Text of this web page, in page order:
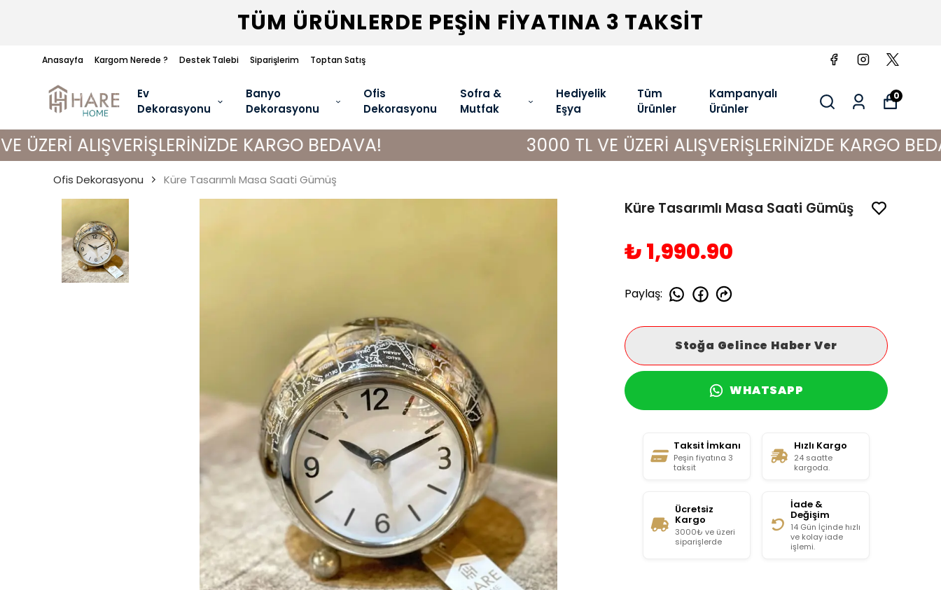
Anasayfa Kargom Nerede ? Destek Talebi Siparişlerim Toptan Satış
TÜM ÜRÜNLERDE PEŞİN FİYATINA 3 TAKSİT
Ev
Dekorasyonu
Banyo
Dekorasyonu
Ofis
Dekorasyonu
Sofra &
Mutfak
Hediyelik
Eşya
Tüm
Ürünler
Kampanyalı
Ürünler
0
KARGO BEDAVA! 3000 TL VE ÜZERİ ALIŞVERİŞLERİNİZDE KARGO BEDAVA!
Ofis Dekorasyonu Küre Tasarımlı Masa Saati Gümüş
Küre Tasarımlı Masa Saati Gümüş
₺ 1,990.90
Paylaş:
Stoğa Gelince Haber Ver
WHATSAPP
Taksit İmkanı
Peşin fiyatına 3
taksit
Hızlı Kargo
24 saatte
kargoda.
Ücretsiz
Kargo
3000₺ ve üzeri
siparişlerde
İade &
Değişim
14 Gün İçinde hızlı
ve kolay iade
işlemi.